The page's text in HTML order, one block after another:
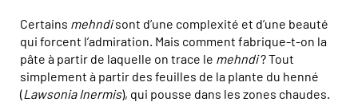
Certains mehndisont d’une complexité et d’une beauté
qui forcent l’admiration. Mais comment fabrique-t-on la
pâte à partir de laquelle on trace le mehndi? Tout
simplement à partir des feuilles de la plante du henné
(Lawsonia Inermis), qui pousse dans les zones chaudes.